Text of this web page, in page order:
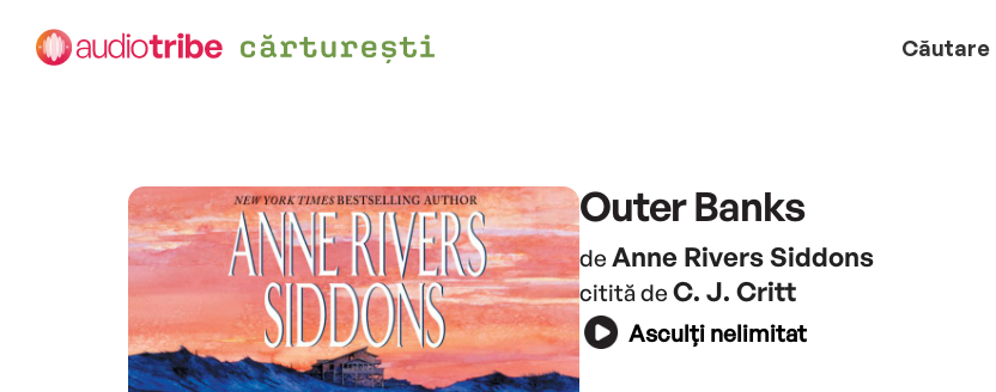
Căutare
Outer Banks
de Anne Rivers Siddons
citită de C. J. Critt
Asculți nelimitat